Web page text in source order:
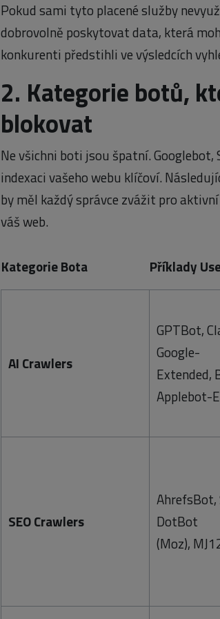
Pokud sami tyto placené služby
dobrovolně poskytovat data, která
konkurenti předstihli ve výsledcích
2. Kategorie botů,
blokovat
Ne všichni boti jsou špatní.
indexaci vašeho webu klíčoví.
by měl každý správce zvážit pro
váš web.
Kategorie Bota Příklady
AI Crawlers
GPTBot,
Google-
Extended,
Applebot-
SEO Crawlers
DotBot
(Moz),